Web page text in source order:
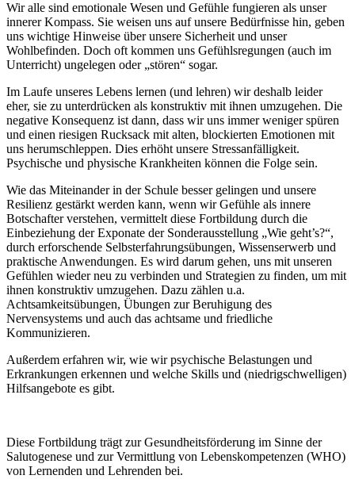
Wir alle sind emotionale Wesen und Gefühle fungieren als unser
innerer Kompass. Sie weisen uns auf unsere Bedürfnisse hin, geben
uns wichtige Hinweise über unsere Sicherheit und unser
Wohlbefinden. Doch oft kommen uns Gefühlsregungen (auch im
Unterricht) ungelegen oder „stören“ sogar.
Im Laufe unseres Lebens lernen (und lehren) wir deshalb leider
eher, sie zu unterdrücken als konstruktiv mit ihnen umzugehen. Die
negative Konsequenz ist dann, dass wir uns immer weniger spüren
und einen riesigen Rucksack mit alten, blockierten Emotionen mit
uns herumschleppen. Dies erhöht unsere Stressanfälligkeit.
Psychische und physische Krankheiten können die Folge sein.
Wie das Miteinander in der Schule besser gelingen und unsere
Resilienz gestärkt werden kann, wenn wir Gefühle als innere
Botschafter verstehen, vermittelt diese Fortbildung durch die
Einbeziehung der Exponate der Sonderausstellung „Wie geht’s?“,
durch erforschende Selbsterfahrungsübungen, Wissenserwerb und
praktische Anwendungen. Es wird darum gehen, uns mit unseren
Gefühlen wieder neu zu verbinden und Strategien zu finden, um mit
ihnen konstruktiv umzugehen. Dazu zählen u.a.
Achtsamkeitsübungen, Übungen zur Beruhigung des
Nervensystems und auch das achtsame und friedliche
Kommunizieren.
Außerdem erfahren wir, wie wir psychische Belastungen und
Erkrankungen erkennen und welche Skills und (niedrigschwelligen)
Hilfsangebote es gibt.
Diese Fortbildung trägt zur Gesundheitsförderung im Sinne der
Salutogenese und zur Vermittlung von Lebenskompetenzen (WHO)
von Lernenden und Lehrenden bei.